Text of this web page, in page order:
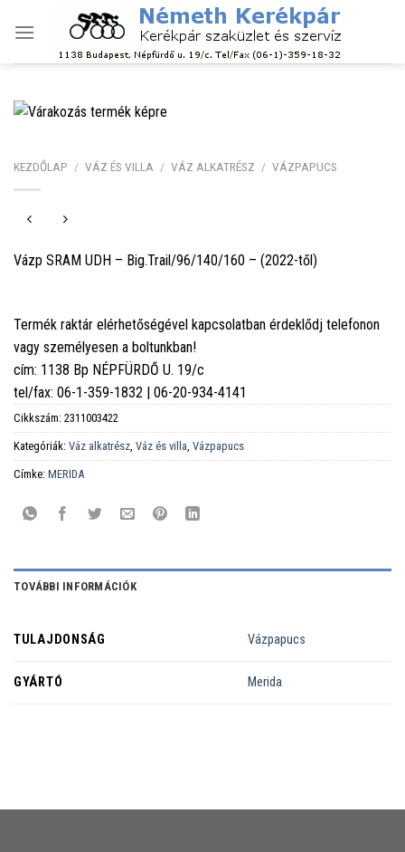
KEZDŐLAP / VÁZ ÉS VILLA / VÁZ ALKATRÉSZ / VÁZPAPUCS
Vázp SRAM UDH – Big.Trail/96/140/160 – (2022-től)
Termék raktár elérhetőségével kapcsolatban érdeklődj telefonon
vagy személyesen a boltunkban!
cím: 1138 Bp NÉPFÜRDŐ U. 19/c
tel/fax: 06-1-359-1832 | 06-20-934-4141
Cikkszám: 2311003422
Kategóriák: Váz alkatrész Váz és villa Vázpapucs
Címke: MERIDA
TOVÁBBI INFORMÁCIÓK
TULAJDONSÁG Vázpapucs
GYÁRTÓ Merida